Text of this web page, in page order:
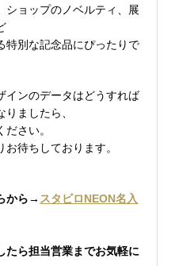
ショップのノベルティ、展
特別な記念品にぴったりで
インのデータはどうすれば
ましたら、
さい。
待ちしております。
から→ スタビロNEON名入
たら担当営業までお気軽に